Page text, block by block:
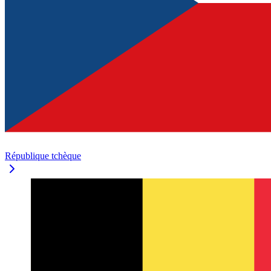
République tchèque